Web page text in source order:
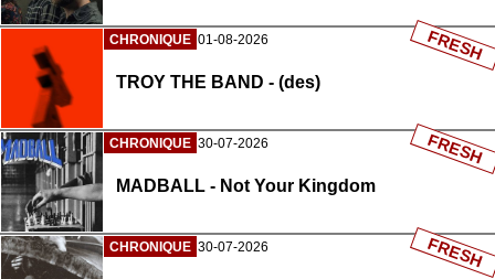
CHRONIQUE 01-08-2026
TROY THE BAND - (des)
FRESH
CHRONIQUE 30-07-2026
MADBALL - Not Your Kingdom
FRESH
CHRONIQUE 30-07-2026 FRESH